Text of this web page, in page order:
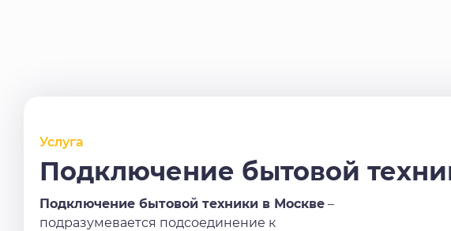
Услуга
Подключение бытовой
Подключение бытовой техники в Москве –
подразумевается подсоединение к